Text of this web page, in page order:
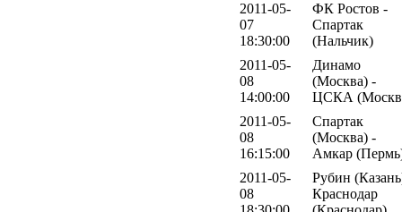
2011-05-
07
18:30:00
ФК Ростов -
Спартак
(Нальчик)
2011-05-
08
14:00:00
Динамо
(Москва) -
ЦСКА
2011-05-
08
16:15:00
Спартак
(Москва) -
Амкар
2011-05-
08
Рубин
Краснодар